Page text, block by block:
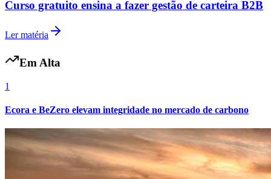
Curso gratuito ensina a fazer gestão de carteira B2B
Ler matéria
Em Alta
1
Ecora e BeZero elevam integridade no mercado de carbono